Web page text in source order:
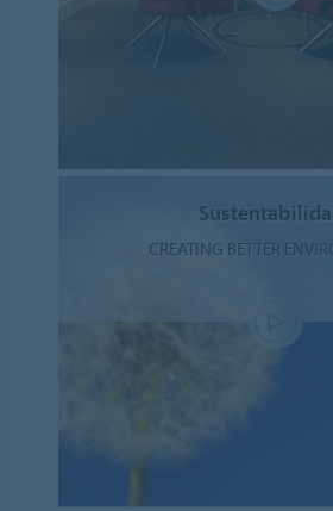
CREATING BETTER